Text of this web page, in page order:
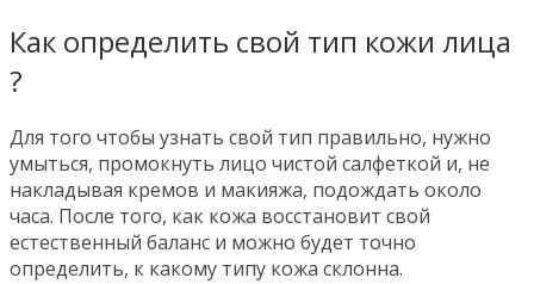
Как определить свой тип кожи лица
?
Для того чтобы узнать свой тип правильно, нужно
умыться, промокнуть лицо чистой салфеткой и, не
накладывая кремов и макияжа, подождать около
часа. После того, как кожа восстановит свой
естественный баланс и можно будет точно
определить, к какому типу кожа склонна.